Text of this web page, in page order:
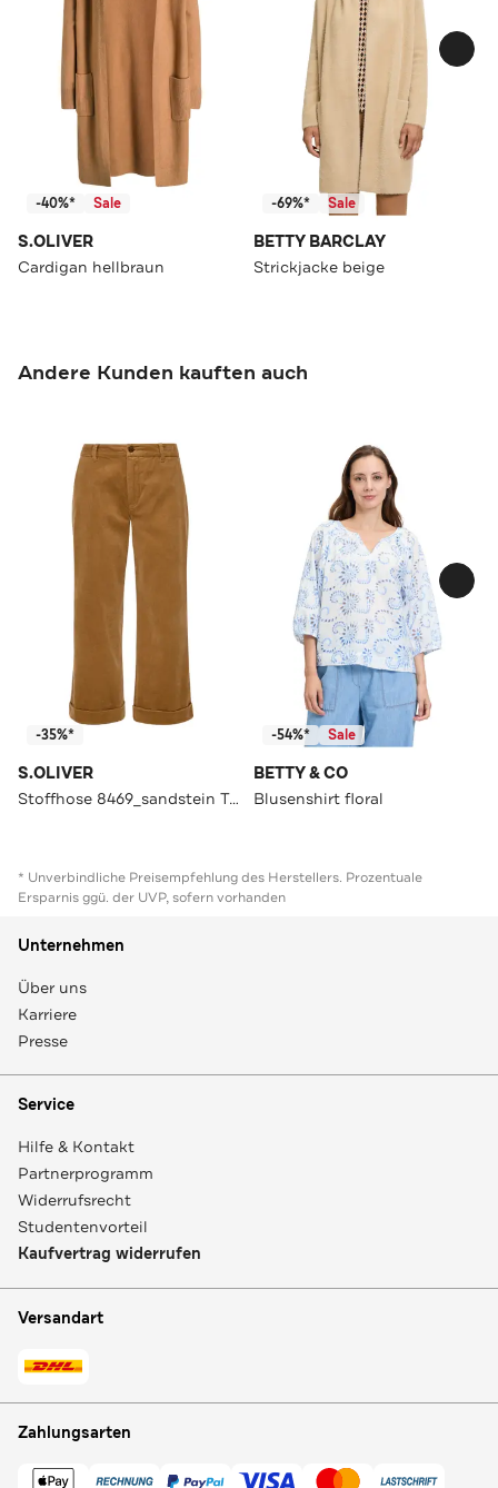
-40%* Sale
S.OLIVER
Cardigan hellbraun
-69%* Sale
BETTY BARCLAY
Strickjacke beige
Andere Kunden kauften auch
-35%*
S.OLIVER
Stoffhose 8469_sandstein Tapered
-54%* Sale
BETTY & CO
Blusenshirt floral
* Unverbindliche Preisempfehlung des Herstellers. Prozentuale
Ersparnis ggü. der UVP, sofern vorhanden
Unternehmen
Über uns
Karriere
Presse
Service
Hilfe & Kontakt
Partnerprogramm
Widerrufsrecht
Studentenvorteil
Kaufvertrag widerrufen
Versandart
Zahlungsarten